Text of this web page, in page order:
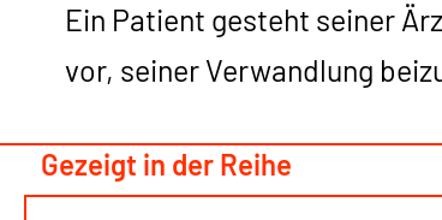
Ein Patient gesteht seiner
vor, seiner Verwandlung
Gezeigt in der Reihe